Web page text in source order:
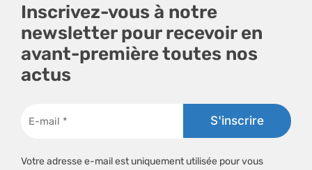
Inscrivez-vous à notre
newsletter pour recevoir en
avant-première toutes nos
actus
Votre adresse e-mail est uniquement utilisée pour vous